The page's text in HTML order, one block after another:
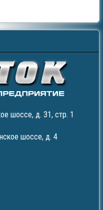
шоссе, д. 31, стр. 1
шоссе, д. 4